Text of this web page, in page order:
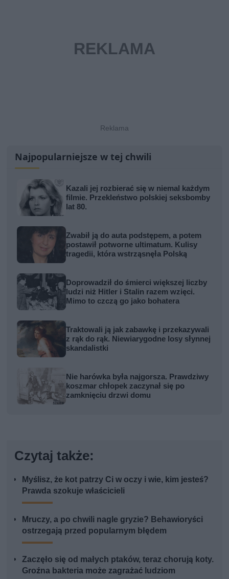
Najpopularniejsze w tej chwili
Kazali jej rozbierać się w niemal każdym
filmie. Przekleństwo polskiej seksbomby
lat 80.
Zwabił ją do auta podstępem, a potem
postawił potworne ultimatum. Kulisy
tragedii, która wstrząsnęła Polską
Doprowadził do śmierci większej liczby
ludzi niż Hitler i Stalin razem wzięci.
Mimo to czczą go jako bohatera
Traktowali ją jak zabawkę i przekazywali
z rąk do rąk. Niewiarygodne losy słynnej
skandalistki
Nie harówka była najgorsza. Prawdziwy
koszmar chłopek zaczynał się po
zamknięciu drzwi domu
Czytaj także:
Myślisz, że kot patrzy Ci w oczy i wie, kim jesteś?
Prawda szokuje właścicieli
Mruczy, a po chwili nagle gryzie? Behawioryści
ostrzegają przed popularnym błędem
Zaczęło się od małych ptaków, teraz chorują koty.
Groźna bakteria może zagrażać ludziom